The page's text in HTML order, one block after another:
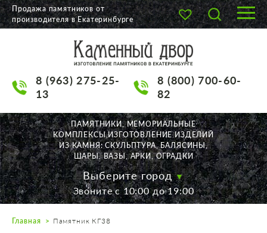
О КОМПАНИИ
НАШИ РАБОТЫ
АКЦИИ
ДОСТАВКА
КОНТАКТЫ
K2532513@yandex.ru
Продажа памятников от
производителя в Екатеринбурге
8 (963) 275-25-
13
8 (800) 700-60-
82
ПАМЯТНИКИ, МЕМОРИАЛЬНЫЕ
КОМПЛЕКСЫ,ИЗГОТОВЛЕНИЕ ИЗДЕЛИЙ
ИЗ КАМНЯ: СКУЛЬПТУРА, БАЛЯСИНЫ,
ШАРЫ, ВАЗЫ, АРКИ, ОГРАДКИ
Выберите город
Звоните с 10:00 до 19:00
Главная Памятник КГ38